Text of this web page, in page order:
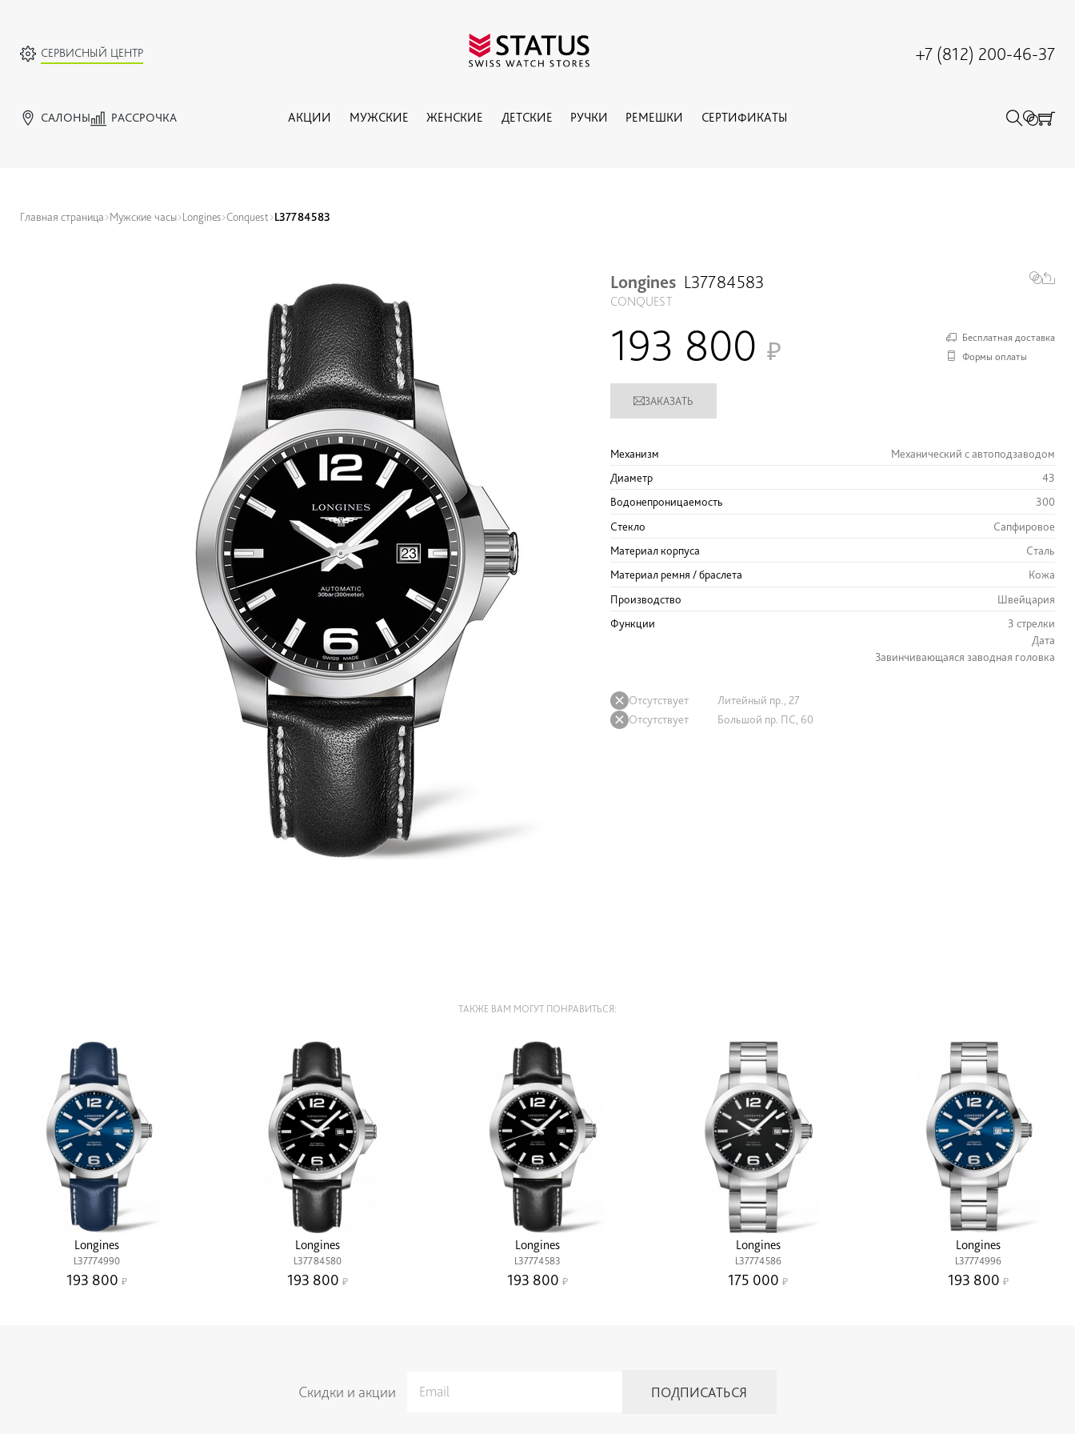
СЕРВИСНЫЙ ЦЕНТР +7 (812) 200-46-37
САЛОНЫ РАССРОЧКА АКЦИИ МУЖСКИЕ ЖЕНСКИЕ ДЕТСКИЕ РУЧКИ РЕМЕШКИ СЕРТИФИКАТЫ
Главная страница Мужские часы Longines Conquest L37784583
Longines L37784583
CONQUEST
193 800
Бесплатная доставка
Формы оплаты
ЗАКАЗАТЬ
Механизм
Механический с автоподзаводом
Диаметр
43
Водонепроницаемость
300
Стекло
Сапфировое
Материал корпуса
Сталь
Материал ремня / браслета
Кожа
Производство
Швейцария
Функции
3 стрелки
Дата
Завинчивающаяся заводная головка
Отсутствует
Литейный пр., 27
Отсутствует
Большой пр. ПС, 60
ТАКЖЕ ВАМ МОГУТ ПОНРАВИТЬСЯ:
Longines
L37774990
193 800
Longines
L37784580
193 800
Longines
L37774583
193 800
Longines
L37774586
175 000
Longines
L37774996
193 800
Скидки и акции